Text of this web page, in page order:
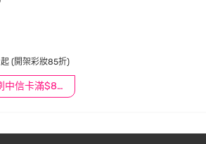
刷中信卡滿$888送3萬點
起 (開架彩妝85折)